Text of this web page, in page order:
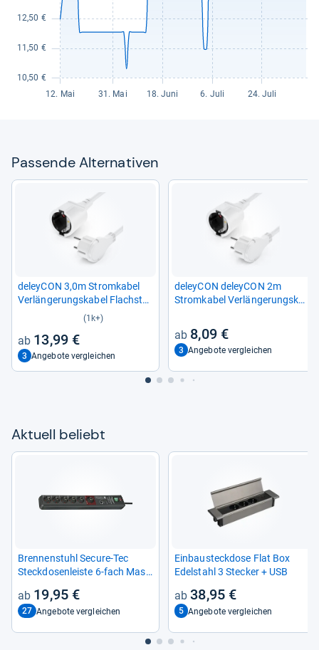
Pas­sende Alter­na­ti­ven
deley­CON 3,0m Strom­ka­bel
Ver­län­ge­rungs­ka­bel Flach­ste­
cker 3680W -​ Weiß
(1k+)
13,99 €
3 Angebote vergleichen
deley­CON deley­CON 2m
Strom­ka­bel Ver­län­ge­rungs­ka­
8,09 €
3 Angebote vergleichen
Aktu­ell beliebt
Bren­nen­stuhl Secure-​Tec
Steck­do­sen­leiste 6-​fach Mas­
19,95 €
27 Angebote vergleichen
Ein­bau­steck­dose Flat Box
Edel­stahl 3 Ste­cker + USB
38,95 €
5 Angebote vergleichen